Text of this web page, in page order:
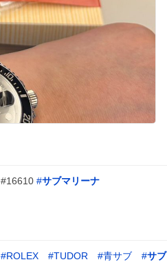
#16610 #サブマリーナ
#ROLEX #TUDOR #青サブ #サブ